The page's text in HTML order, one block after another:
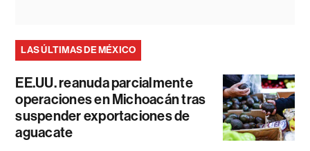
LAS ÚLTIMAS DE MÉXICO
EE.UU. reanuda parcialmente
operaciones en Michoacán tras
suspender exportaciones de
aguacate